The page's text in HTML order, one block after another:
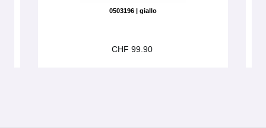
0503196 | giallo
CHF 99.90